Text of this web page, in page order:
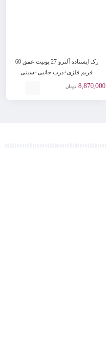
رک ایستاده آلترو 27 یونیت عمق 60
فریم فلزی+درب جانبی+سینی
ALTRO AS2760D28,870,000 تومان